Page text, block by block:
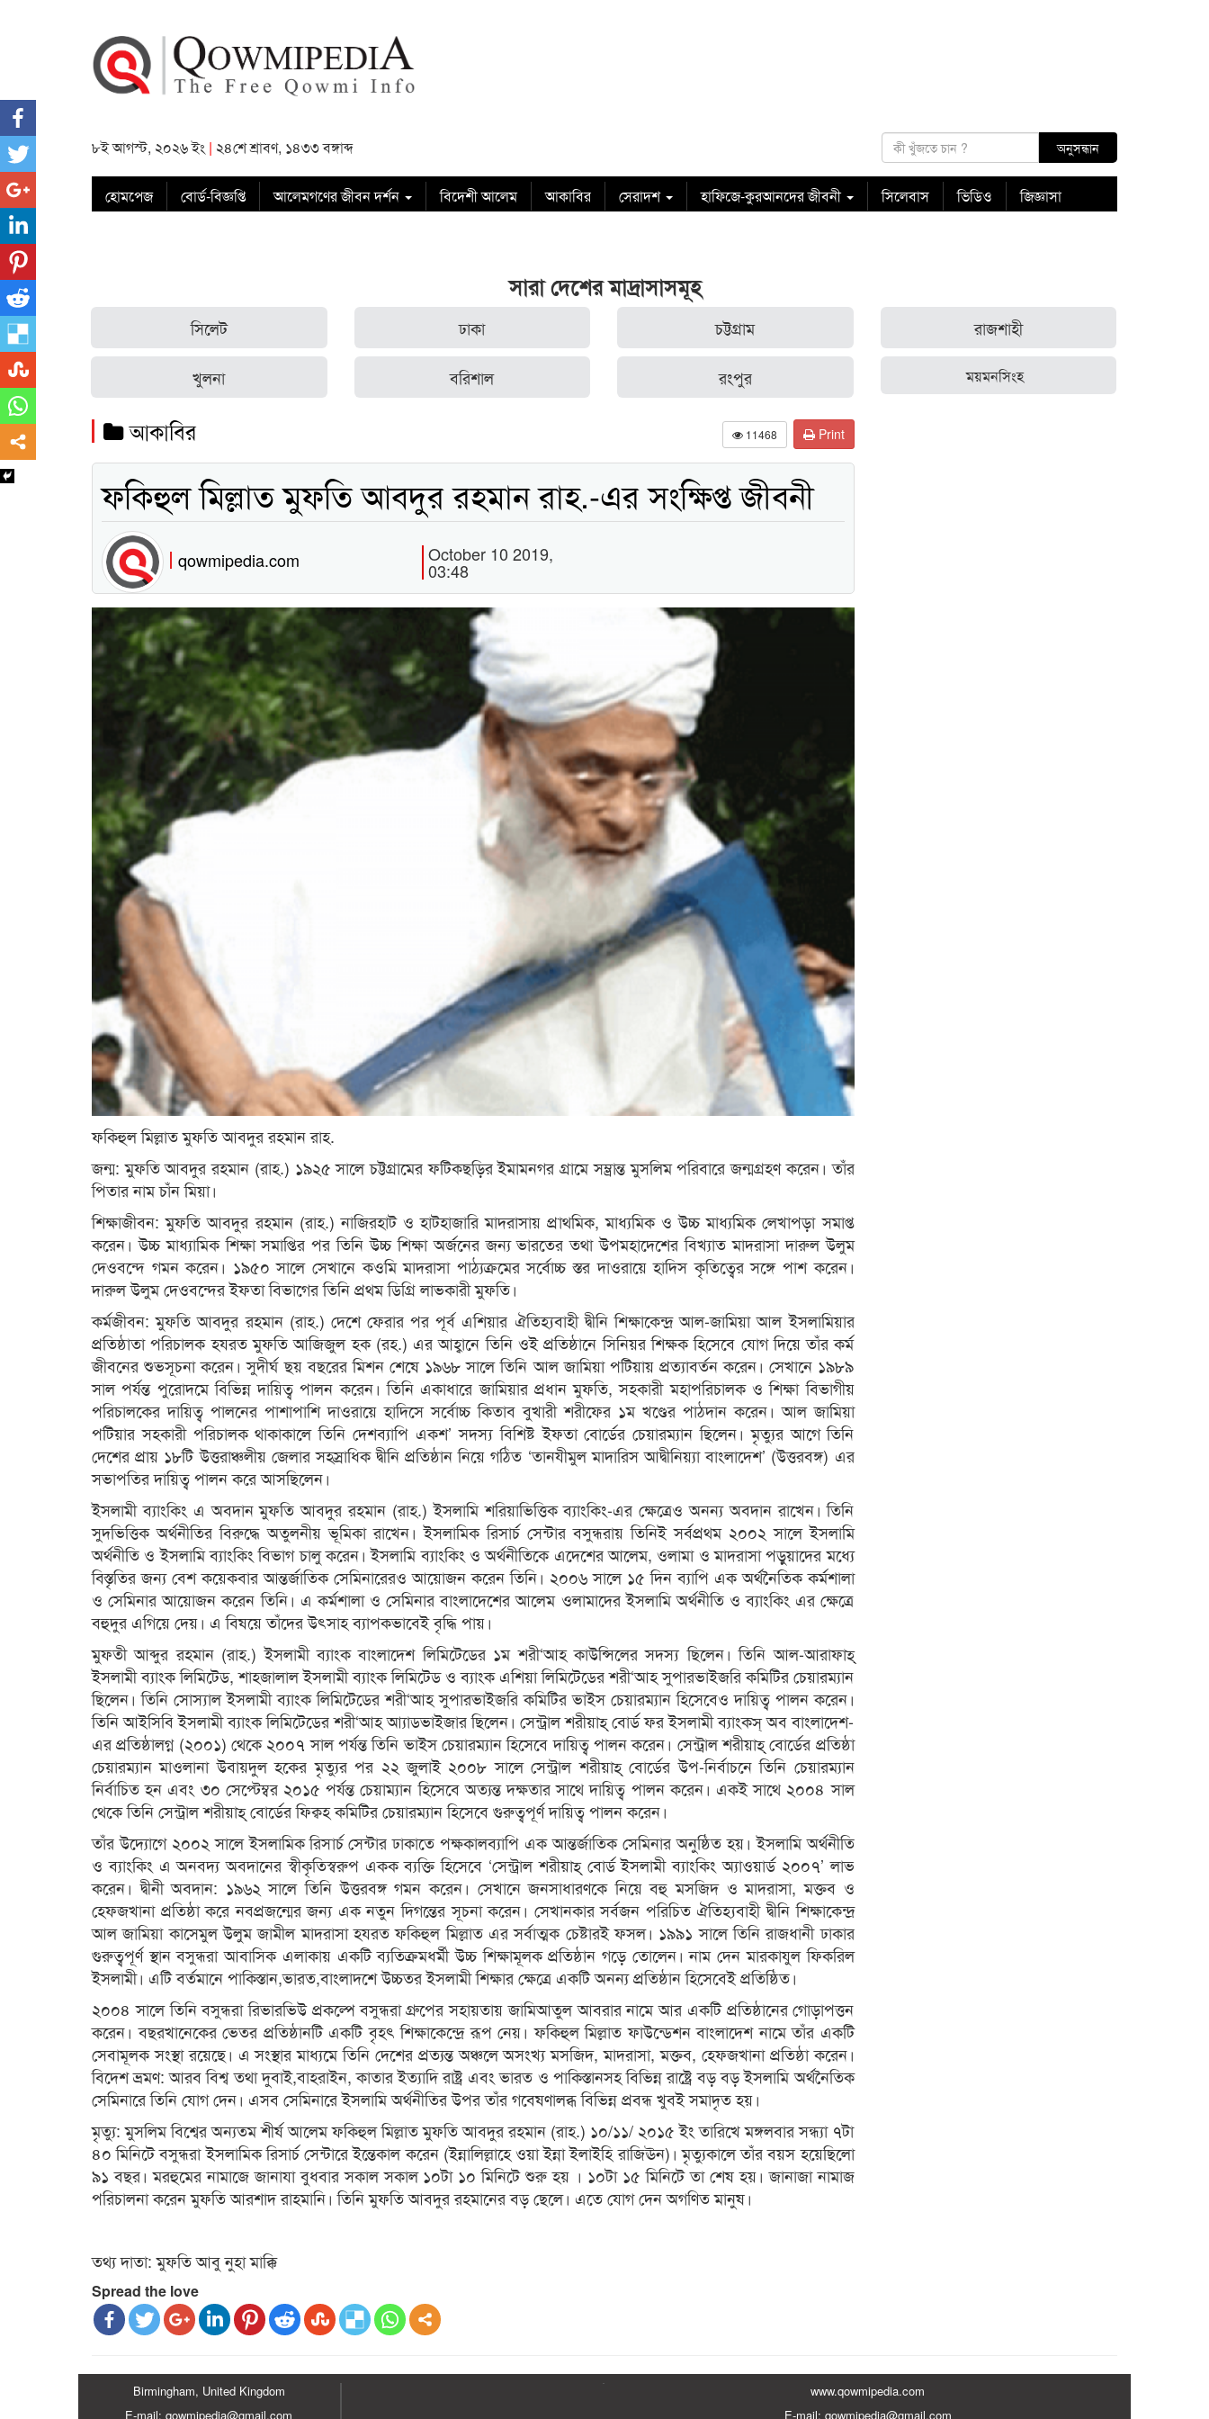
৮ই আগস্ট, ২০২৬ ইং | ২৪শে শ্রাবণ, ১৪৩৩ বঙ্গাব্দ
হোমপেজ বোর্ড-বিজ্ঞপ্তি আলেমগণের জীবন দর্শন বিদেশী আলেম আকাবির সেরাদশ হাফিজে-কুরআনদের জীবনী সিলেবাস ভিডিও জিজ্ঞাসা
সারা দেশের মাদ্রাসাসমূহ
সিলেট ঢাকা চট্টগ্রাম রাজশাহী
খুলনা বরিশাল রংপুর ময়মনসিংহ
আকাবির 11468 Print
ফকিহুল মিল্লাত মুফতি আবদুর রহমান রাহ.-এর সংক্ষিপ্ত জীবনী
qowmipedia.com October 10 2019,
03:48
ফকিহুল মিল্লাত মুফতি আবদুর রহমান রাহ.
জন্ম: মুফতি আবদুর রহমান (রাহ.) ১৯২৫ সালে চট্টগ্রামের ফটিকছড়ির ইমামনগর গ্রামে সম্ভ্রান্ত মুসলিম পরিবারে জন্মগ্রহণ করেন। তাঁর
পিতার নাম চাঁন মিয়া।
শিক্ষাজীবন: মুফতি আবদুর রহমান (রাহ.) নাজিরহাট ও হাটহাজারি মাদরাসায় প্রাথমিক, মাধ্যমিক ও উচ্চ মাধ্যমিক লেখাপড়া সমাপ্ত
করেন। উচ্চ মাধ্যামিক শিক্ষা সমাপ্তির পর তিনি উচ্চ শিক্ষা অর্জনের জন্য ভারতের তথা উপমহাদেশের বিখ্যাত মাদরাসা দারুল উলুম
দেওবন্দে গমন করেন। ১৯৫০ সালে সেখানে কওমি মাদরাসা পাঠ্যক্রমের সর্বোচ্চ স্তর দাওরায়ে হাদিস কৃতিত্বের সঙ্গে পাশ করেন।
দারুল উলুম দেওবন্দের ইফতা বিভাগের তিনি প্রথম ডিগ্রি লাভকারী মুফতি।
কর্মজীবন: মুফতি আবদুর রহমান (রাহ.) দেশে ফেরার পর পূর্ব এশিয়ার ঐতিহ্যবাহী দ্বীনি শিক্ষাকেন্দ্র আল-জামিয়া আল ইসলামিয়ার
প্রতিষ্ঠাতা পরিচালক হযরত মুফতি আজিজুল হক (রহ.) এর আহ্বানে তিনি ওই প্রতিষ্ঠানে সিনিয়র শিক্ষক হিসেবে যোগ দিয়ে তাঁর কর্ম
জীবনের শুভসূচনা করেন। সুদীর্ঘ ছয় বছরের মিশন শেষে ১৯৬৮ সালে তিনি আল জামিয়া পটিয়ায় প্রত্যাবর্তন করেন। সেখানে ১৯৮৯
সাল পর্যন্ত পুরোদমে বিভিন্ন দায়িত্ব পালন করেন। তিনি একাধারে জামিয়ার প্রধান মুফতি, সহকারী মহাপরিচালক ও শিক্ষা বিভাগীয়
পরিচালকের দায়িত্ব পালনের পাশাপাশি দাওরায়ে হাদিসে সর্বোচ্চ কিতাব বুখারী শরীফের ১ম খণ্ডের পাঠদান করেন। আল জামিয়া
পটিয়ার সহকারী পরিচালক থাকাকালে তিনি দেশব্যাপি একশ’ সদস্য বিশিষ্ট ইফতা বোর্ডের চেয়ারম্যান ছিলেন। মৃত্যুর আগে তিনি
দেশের প্রায় ১৮টি উত্তরাঞ্চলীয় জেলার সহস্রাধিক দ্বীনি প্রতিষ্ঠান নিয়ে গঠিত ‘তানযীমুল মাদারিস আদ্বীনিয়্যা বাংলাদেশ’ (উত্তরবঙ্গ) এর
সভাপতির দায়িত্ব পালন করে আসছিলেন।
ইসলামী ব্যাংকিং এ অবদান মুফতি আবদুর রহমান (রাহ.) ইসলামি শরিয়াভিত্তিক ব্যাংকিং-এর ক্ষেত্রেও অনন্য অবদান রাখেন। তিনি
সুদভিত্তিক অর্থনীতির বিরুদ্ধে অতুলনীয় ভূমিকা রাখেন। ইসলামিক রিসার্চ সেন্টার বসুন্ধরায় তিনিই সর্বপ্রথম ২০০২ সালে ইসলামি
অর্থনীতি ও ইসলামি ব্যাংকিং বিভাগ চালু করেন। ইসলামি ব্যাংকিং ও অর্থনীতিকে এদেশের আলেম, ওলামা ও মাদরাসা পড়ুয়াদের মধ্যে
বিস্তৃতির জন্য বেশ কয়েকবার আন্তর্জাতিক সেমিনারেরও আয়োজন করেন তিনি। ২০০৬ সালে ১৫ দিন ব্যাপি এক অর্থনৈতিক কর্মশালা
ও সেমিনার আয়োজন করেন তিনি। এ কর্মশালা ও সেমিনার বাংলাদেশের আলেম ওলামাদের ইসলামি অর্থনীতি ও ব্যাংকিং এর ক্ষেত্রে
বহুদুর এগিয়ে দেয়। এ বিষয়ে তাঁদের উৎসাহ ব্যাপকভাবেই বৃদ্ধি পায়।
মুফতী আব্দুর রহমান (রাহ.) ইসলামী ব্যাংক বাংলাদেশ লিমিটেডের ১ম শরী‘আহ কাউন্সিলের সদস্য ছিলেন। তিনি আল-আরাফাহ্
ইসলামী ব্যাংক লিমিটেড, শাহ্জালাল ইসলামী ব্যাংক লিমিটেড ও ব্যাংক এশিয়া লিমিটেডের শরী‘আহ সুপারভাইজরি কমিটির চেয়ারম্যান
ছিলেন। তিনি সোস্যাল ইসলামী ব্যাংক লিমিটেডের শরী‘আহ সুপারভাইজরি কমিটির ভাইস চেয়ারম্যান হিসেবেও দায়িত্ব পালন করেন।
তিনি আইসিবি ইসলামী ব্যাংক লিমিটেডের শরী‘আহ আ্যাডভাইজার ছিলেন। সেন্ট্রাল শরীয়াহ্ বোর্ড ফর ইসলামী ব্যাংকস্ অব বাংলাদেশ-
এর প্রতিষ্ঠালগ্ন (২০০১) থেকে ২০০৭ সাল পর্যন্ত তিনি ভাইস চেয়ারম্যান হিসেবে দায়িত্ব পালন করেন। সেন্ট্রাল শরীয়াহ্ বোর্ডের প্রতিষ্ঠা
চেয়ারম্যান মাওলানা উবায়দুল হকের মৃত্যুর পর ২২ জুলাই ২০০৮ সালে সেন্ট্রাল শরীয়াহ্ বোর্ডের উপ-নির্বাচনে তিনি চেয়ারম্যান
নির্বাচিত হন এবং ৩০ সেপ্টেম্বর ২০১৫ পর্যন্ত চেয়াম্যান হিসেবে অত্যন্ত দক্ষতার সাথে দায়িত্ব পালন করেন। একই সাথে ২০০৪ সাল
থেকে তিনি সেন্ট্রাল শরীয়াহ্ বোর্ডের ফিক্বহ কমিটির চেয়ারম্যান হিসেবে গুরুত্বপূর্ণ দায়িত্ব পালন করেন।
তাঁর উদ্যোগে ২০০২ সালে ইসলামিক রিসার্চ সেন্টার ঢাকাতে পক্ষকালব্যাপি এক আন্তর্জাতিক সেমিনার অনুষ্ঠিত হয়। ইসলামি অর্থনীতি
ও ব্যাংকিং এ অনবদ্য অবদানের স্বীকৃতিস্বরুপ একক ব্যক্তি হিসেবে ‘সেন্ট্রাল শরীয়াহ্ বোর্ড ইসলামী ব্যাংকিং অ্যাওয়ার্ড ২০০৭’ লাভ
করেন। দ্বীনী অবদান: ১৯৬২ সালে তিনি উত্তরবঙ্গ গমন করেন। সেখানে জনসাধারণকে নিয়ে বহু মসজিদ ও মাদরাসা, মক্তব ও
হেফজখানা প্রতিষ্ঠা করে নবপ্রজন্মের জন্য এক নতুন দিগন্তের সূচনা করেন। সেখানকার সর্বজন পরিচিত ঐতিহ্যবাহী দ্বীনি শিক্ষাকেন্দ্র
আল জামিয়া কাসেমুল উলুম জামীল মাদরাসা হযরত ফকিহুল মিল্লাত এর সর্বাত্মক চেষ্টারই ফসল। ১৯৯১ সালে তিনি রাজধানী ঢাকার
গুরুত্বপূর্ণ স্থান বসুন্ধরা আবাসিক এলাকায় একটি ব্যতিক্রমধর্মী উচ্চ শিক্ষামূলক প্রতিষ্ঠান গড়ে তোলেন। নাম দেন মারকাযুল ফিকরিল
ইসলামী। এটি বর্তমানে পাকিস্তান,ভারত,বাংলাদশে উচ্চতর ইসলামী শিক্ষার ক্ষেত্রে একটি অনন্য প্রতিষ্ঠান হিসেবেই প্রতিষ্ঠিত।
২০০৪ সালে তিনি বসুন্ধরা রিভারভিউ প্রকল্পে বসুন্ধরা গ্রুপের সহায়তায় জামিআতুল আবরার নামে আর একটি প্রতিষ্ঠানের গোড়াপত্তন
করেন। বছরখানেকের ভেতর প্রতিষ্ঠানটি একটি বৃহৎ শিক্ষাকেন্দ্রে রূপ নেয়। ফকিহুল মিল্লাত ফাউন্ডেশন বাংলাদেশ নামে তাঁর একটি
সেবামূলক সংস্থা রয়েছে। এ সংস্থার মাধ্যমে তিনি দেশের প্রত্যন্ত অঞ্চলে অসংখ্য মসজিদ, মাদরাসা, মক্তব, হেফজখানা প্রতিষ্ঠা করেন।
বিদেশ ভ্রমণ: আরব বিশ্ব তথা দুবাই,বাহরাইন, কাতার ইত্যাদি রাষ্ট্র এবং ভারত ও পাকিস্তানসহ বিভিন্ন রাষ্ট্রে বড় বড় ইসলামি অর্থনৈতিক
সেমিনারে তিনি যোগ দেন। এসব সেমিনারে ইসলামি অর্থনীতির উপর তাঁর গবেষণালব্ধ বিভিন্ন প্রবন্ধ খুবই সমাদৃত হয়।
মৃত্যু: মুসলিম বিশ্বের অন্যতম শীর্ষ আলেম ফকিহুল মিল্লাত মুফতি আবদুর রহমান (রাহ.) ১০/১১/ ২০১৫ ইং তারিখে মঙ্গলবার সন্ধ্যা ৭টা
৪০ মিনিটে বসুন্ধরা ইসলামিক রিসার্চ সেন্টারে ইন্তেকাল করেন (ইন্নালিল্লাহে ওয়া ইন্না ইলাইহি রাজিঊন)। মৃত্যুকালে তাঁর বয়স হয়েছিলো
৯১ বছর। মরহুমের নামাজে জানাযা বুধবার সকাল সকাল ১০টা ১০ মিনিটে শুরু হয় । ১০টা ১৫ মিনিটে তা শেষ হয়। জানাজা নামাজ
পরিচালনা করেন মুফতি আরশাদ রাহমানি। তিনি মুফতি আবদুর রহমানের বড় ছেলে। এতে যোগ দেন অগণিত মানুষ।
তথ্য দাতা: মুফতি আবু নুহা মাক্কি
Spread the love
Birmingham, United Kingdom
E-mail: qowmipedia@gmail.com
www.qowmipedia.com
E-mail: qowmipedia@gmail.com